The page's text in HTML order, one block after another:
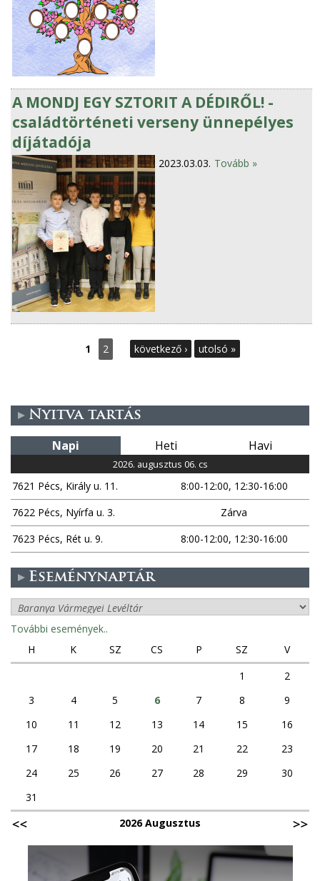
A MONDJ EGY SZTORIT A DÉDIRŐL! -
családtörténeti verseny ünnepélyes
díjátadója
2023.03.03. Tovább »
a
l
a
k
1 2 következő › utolsó »
Nyitva tartás
Napi Heti Havi
2026. augusztus 06. cs
7621 Pécs, Király u. 11.
8:00-12:00, 12:30-16:00
7622 Pécs, Nyírfa u. 3.
Zárva
7623 Pécs, Rét u. 9.
8:00-12:00, 12:30-16:00
Eseménynaptár
További események..
H
K SZ CS P SZ
V
1
2
3
4 5 6 7 8
9
10
11 12 13 14 15
16
17
18 19 20 21 22
23
24
25 26 27 28 29
30
31
2026 Augusztus